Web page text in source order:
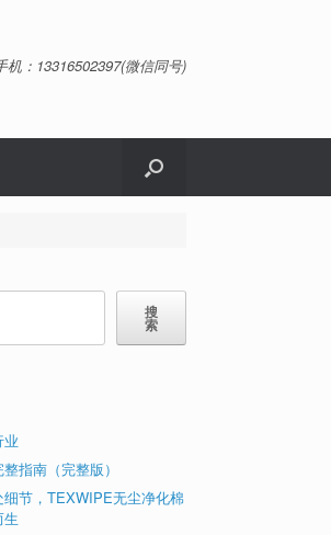
：13316502397(微信同号)
搜
索
业
指南（完整版）
节，TEXWIPE无尘净化棉
生